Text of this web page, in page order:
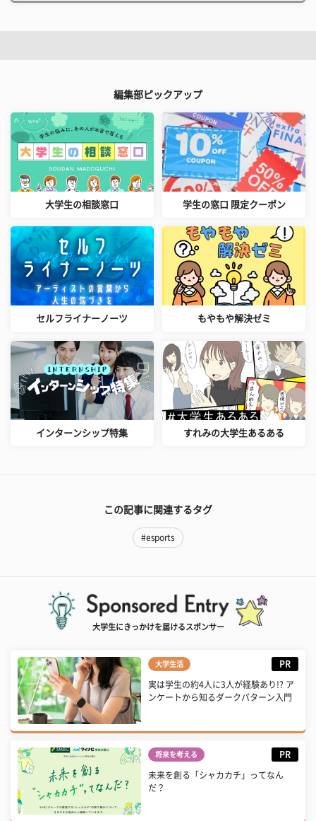
編集部ピックアップ
大学生の相談窓口 学生の窓口 限定クーポン
セルフライナーノーツ もやもや解決ゼミ
インターンシップ特集 すれみの大学生あるある
この記事に関連するタグ
#esports
大学生にきっかけを届けるスポンサー
大学生活 PR
実は学生の約4人に3人が経験あり!? ア
ンケートから知るダークパターン入門
将来を考える PR
未来を創る「シャカカチ」ってなん
だ？